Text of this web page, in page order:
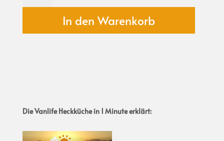
freeheit
In den Warenkorb
Die Vanlife Heckküche in 1 Minute erklärt: